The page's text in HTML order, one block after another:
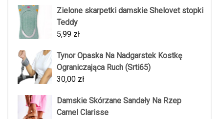
Zielone skarpetki damskie Shelovet stopki
Teddy
5,99 zł
Tynor Opaska Na Nadgarstek Kostkę
Ograniczająca Ruch (Srti65)
30,00 zł
Damskie Skórzane Sandały Na Rzep
Camel Clarisse